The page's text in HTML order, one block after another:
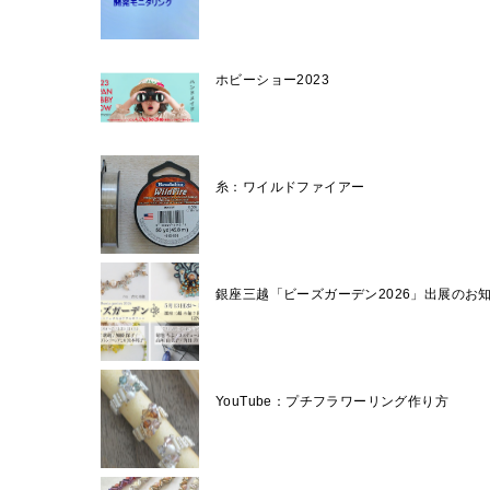
ホビーショー2023
糸：ワイルドファイアー
銀座三越「ビーズガーデン2026」出展のお
YouTube：プチフラワーリング作り方